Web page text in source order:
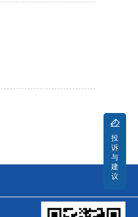
投
诉
与
建
议